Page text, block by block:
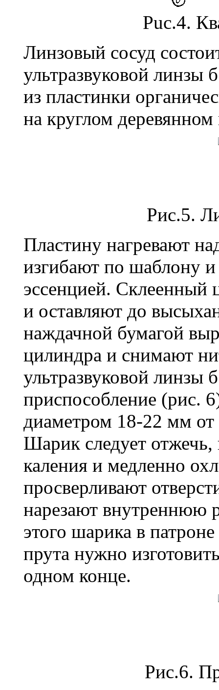
Puc.4.
Линзовый сосуд
ультразвуковой
из пластинки
на круглом
Рис.5.
Пластину нагревают
изгибают по шаблону
эссенцией. Склеенный
и оставляют до
наждачной бумагой
цилиндра и снимают
ультразвуковой линзы
приспособление (рис.
диаметром 18-22 мм
Шарик следует отжечь,
каления и медленно
просверливают
нарезают внутреннюю
этого шарика в
прута нужно
одном конце.
Рис.6.